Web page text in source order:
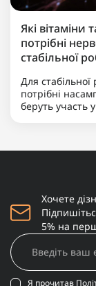
Які вітаміни
потрібні
стабільної
Для стабільної
потрібні
беруть участь
Хочете
5% на
Я прочитав